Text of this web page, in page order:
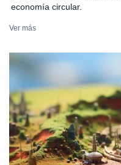
economía circular.
Ver más